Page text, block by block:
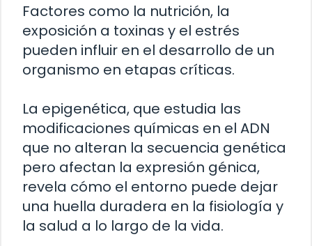
Factores como la nutrición, la
exposición a toxinas y el estrés
pueden influir en el desarrollo de un
organismo en etapas críticas.
La epigenética, que estudia las
modificaciones químicas en el ADN
que no alteran la secuencia genética
pero afectan la expresión génica,
revela cómo el entorno puede dejar
una huella duradera en la fisiología y
la salud a lo largo de la vida.